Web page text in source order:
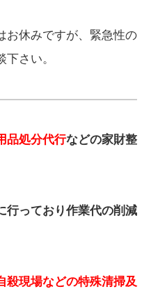
お休みですが、緊急性の
さい。
品処分代行などの家財整
行っており作業代の削減
殺現場などの特殊清掃及